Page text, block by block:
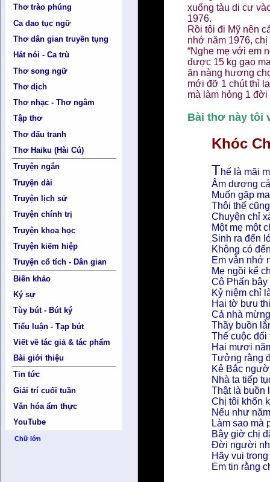
Thơ trào phúng
Ca dao tục ngữ
Thơ dân gian truyền tụng
Hát nói - Ca trù
Thơ song ngữ
Thơ dịch
Thơ nhạc - Thơ ngâm
Tập thơ
Thơ đấu tranh
Thơ Haiku (Hài Cú)
Truyện ngắn
Truyện dài
Truyện lịch sử
Truyện chính trị
Truyện khoa học
Truyện kiếm hiệp
Truyện cổ tích - Dân gian
Biên khảo
Ký sự
Tùy bút - Bút ký
Tiểu luận - Tạp bút
Viết về tác giả & tác phẩm
Bài giới thiệu
Tin tức
Giải trí cuối tuần
Văn hóa ẩm thực
YouTube
Chữ lớn
xuống tàu di cư
1976.
Rồi tôi đi Mỹ nên
nhớ năm 1976,
“Nghe mẹ với em
được 15 kg gạo
ăn nàng hương
mới đỡ 1 chút thì
mà làm hỏng 1
Bài thơ này tôi
Khóc
Thế là mãi
Âm dương
Muốn gặp
Thôi thế
Chuyện chỉ
Một mẹ một
Sinh ra đến
Không có
Em vẫn nhớ
Mẹ ngồi kể
Cô Phấn
Kỷ niệm chỉ
Hai tờ bưu
Cả nhà
Thầy buồn
Thế cuộc đổi
Hai mươi
Tưởng rằng
Kẻ Bắc
Nhà ta tiếp
Thật là
Chị tôi khốn
Nếu như
Làm sao mà
Bây giờ chị
Đời người
Hãy vui
Em tin rằng